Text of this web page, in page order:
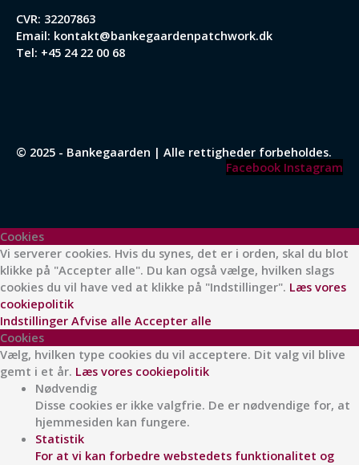
CVR: 32207863
Email: kontakt@bankegaardenpatchwork.dk
Tel: +45 24 22 00 68
© 2025 - Bankegaarden | Alle rettigheder forbeholdes.
Facebook Instagram
Cookies
Vi serverer cookies. Hvis du synes, det er i orden, skal du blot
klikke på "Accepter alle". Du kan også vælge, hvilken slags
cookies du vil have ved at klikke på "Indstillinger". Læs vores
cookiepolitik
Indstillinger Afvise alle Accepter alle
Cookies
Vælg, hvilken type cookies du vil acceptere. Dit valg vil blive
gemt i et år. Læs vores cookiepolitik
Nødvendig
Disse cookies er ikke valgfrie. De er nødvendige for, at
hjemmesiden kan fungere.
Statistik
For at vi kan forbedre webstedets funktionalitet og